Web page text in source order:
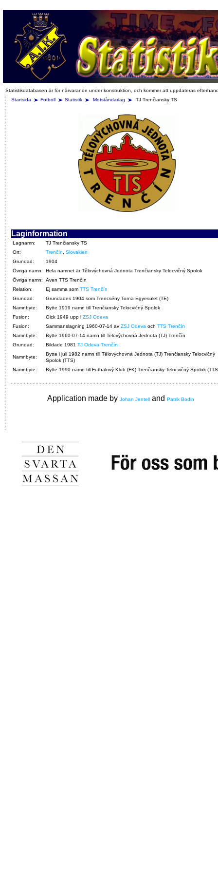
Statistikdatabasen är för närvarande under konstruktion, och kommer att uppdateras
Startsida
Fotboll Statistik Motståndarlag TJ Trenčiansky TS
Laginformation
Lagnamn:
TJ Trenčiansky TS
Ort:
Trenčín
Slovakien
Grundad:
1904
Övriga namn:
Hela namnet är Tělovýchovná Jednota Trenčiansky Telocvičný Spolok
Övriga namn:
Även TTS Trenčín
Relation:
Ej samma som TTS Trenčín
Grundad:
Grundades 1904 som Trencsény Torna Egyesület (TE)
Namnbyte:
Bytte 1919 namn till Trenčiansky Telocvičný Spolok
Fusion:
Gick 1949 upp i ZSJ Odeva
Fusion:
Sammanslagning 1960-07-14 av ZSJ Odeva och TTS Trenčín
Namnbyte:
Bytte 1960-07-14 namn till Telovýchovná Jednota (TJ) Trenčín
Grundad:
Bildade 1981 TJ Odeva Trenčín
Namnbyte:
Bytte i juli 1982 namn till Tělovýchovná Jednota (TJ) Trenčiansky Telocvičný
Spolok (TTS)
Namnbyte:
Bytte 1990 namn till Futbalový Klub (FK) Trenčiansky Telocvičný Spolok
Application made by Johan Jentell and Patrik Bodin